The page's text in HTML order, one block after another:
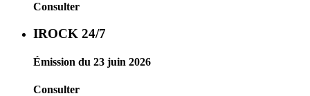
Consulter
IROCK 24/7
Émission du 23 juin 2026
Consulter